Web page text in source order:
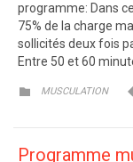
programme: Dans
75% de la charge
sollicités deux fois
Entre 50 et 60
 CATEGORY
MUSCULATION
Programme